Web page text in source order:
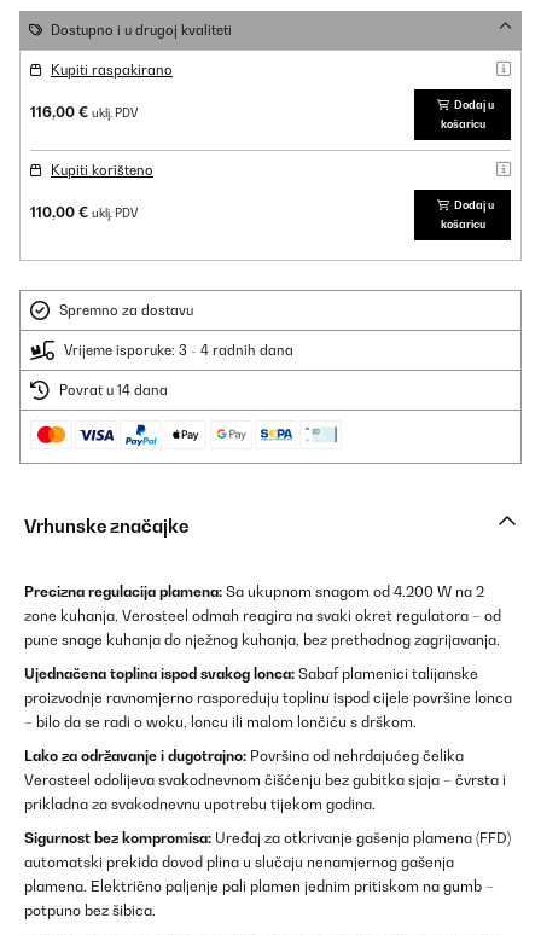
Dostupno i u drugoj kvaliteti
Kupiti raspakirano
116,00 € uklj. PDV
Dodaj u
košaricu
Kupiti korišteno
110,00 € uklj. PDV
Dodaj u
košaricu
Spremno za dostavu
Vrijeme isporuke: 3 - 4 radnih dana
Povrat u 14 dana
Vrhunske značajke
Precizna regulacija plamena: Sa ukupnom snagom od 4.200 W na 2
zone kuhanja, Verosteel odmah reagira na svaki okret regulatora – od
pune snage kuhanja do nježnog kuhanja, bez prethodnog zagrijavanja.
Ujednačena toplina ispod svakog lonca: Sabaf plamenici talijanske
proizvodnje ravnomjerno raspoređuju toplinu ispod cijele površine lonca
– bilo da se radi o woku, loncu ili malom lončiću s drškom.
Lako za održavanje i dugotrajno: Površina od nehrđajućeg čelika
Verosteel odolijeva svakodnevnom čišćenju bez gubitka sjaja – čvrsta i
prikladna za svakodnevnu upotrebu tijekom godina.
Sigurnost bez kompromisa: Uređaj za otkrivanje gašenja plamena (FFD)
automatski prekida dovod plina u slučaju nenamjernog gašenja
plamena. Električno paljenje pali plamen jednim pritiskom na gumb –
potpuno bez šibica.